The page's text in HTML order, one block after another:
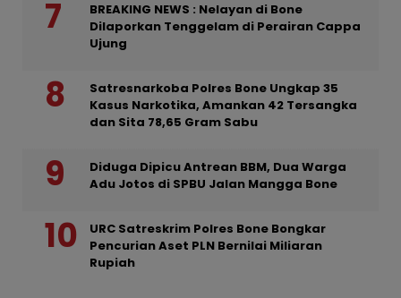
BREAKING NEWS : Nelayan di Bone
Dilaporkan Tenggelam di Perairan Cappa
Ujung
Satresnarkoba Polres Bone Ungkap 35
Kasus Narkotika, Amankan 42 Tersangka
dan Sita 78,65 Gram Sabu
Diduga Dipicu Antrean BBM, Dua Warga
Adu Jotos di SPBU Jalan Mangga Bone
URC Satreskrim Polres Bone Bongkar
Pencurian Aset PLN Bernilai Miliaran
Rupiah